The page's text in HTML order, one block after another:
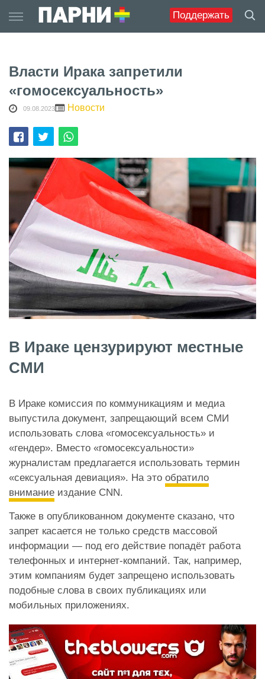
Поддержать
to
content
Власти Ирака запретили
«гомосексуальность»
09.08.2023 Новости
В Ираке цензурируют местные
СМИ
В Ираке комиссия по коммуникациям и медиа
выпустила документ, запрещающий всем СМИ
использовать слова «гомосексуальность» и
«гендер». Вместо «гомосексуальности»
журналистам предлагается использовать термин
«сексуальная девиация». На это обратило
внимание издание CNN.
Также в опубликованном документе сказано, что
запрет касается не только средств массовой
информации — под его действие попадёт работа
телефонных и интернет-компаний. Так, например,
этим компаниям будет запрещено использовать
подобные слова в своих публикациях или
мобильных приложениях.